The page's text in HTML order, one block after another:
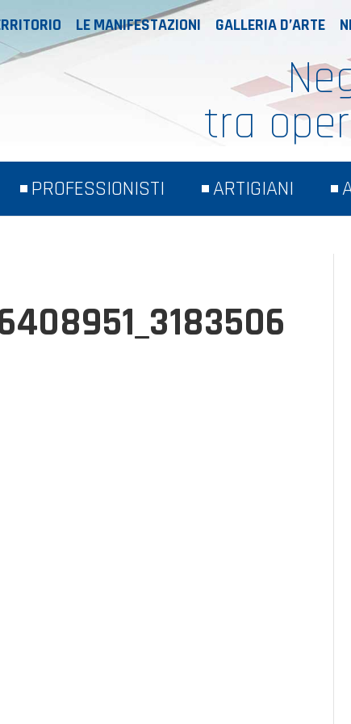
LE MANIFESTAZIONI GALLERIA D’ARTE
tra
PROFESSIONISTI ARTIGIANI